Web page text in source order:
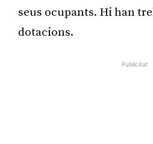
seus ocupants. Hi han
dotacions.
Publicitat